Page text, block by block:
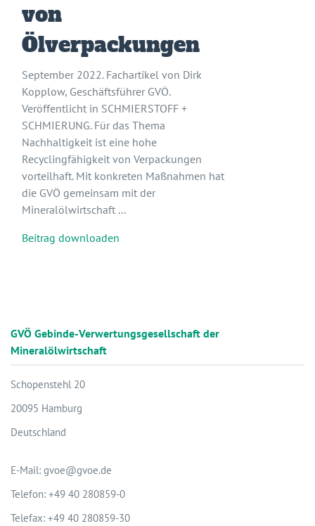
von
Ölverpackungen
September 2022. Fachartikel von Dirk
Kopplow, Geschäftsführer GVÖ.
Veröffentlicht in SCHMIERSTOFF +
SCHMIERUNG. Für das Thema
Nachhaltigkeit ist eine hohe
Recyclingfähigkeit von Verpackungen
vorteilhaft. Mit konkreten Maßnahmen hat
die GVÖ gemeinsam mit der
Mineralölwirtschaft ...
Beitrag downloaden
GVÖ Gebinde-Verwertungsgesellschaft der
Mineralölwirtschaft
Schopenstehl 20
20095 Hamburg
Deutschland
E-Mail: gvoe@gvoe.de
Telefon: +49 40 280859-0
Telefax: +49 40 280859-30